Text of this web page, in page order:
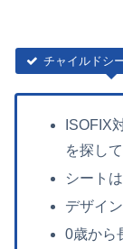
チャイルドシ
ISOFIX
を探し
シート
デザイ
0歳から